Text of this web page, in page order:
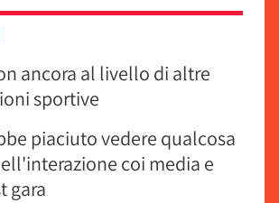
ancora al livello di altre
sportive
piaciuto vedere qualcosa
coi media e
gara